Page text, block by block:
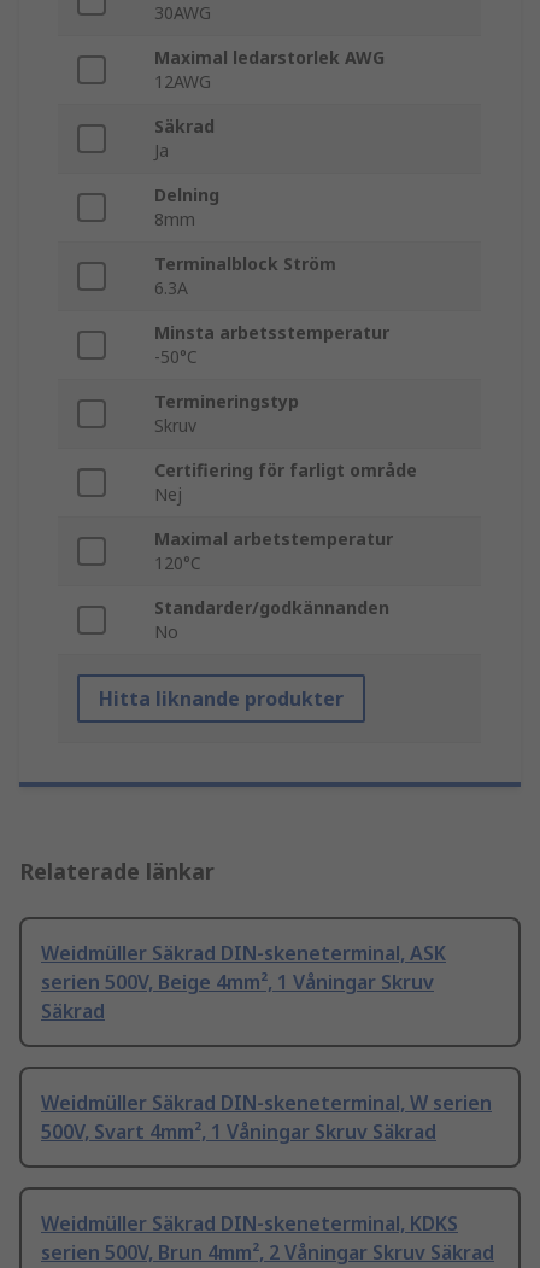
30AWG
Maximal ledarstorlek AWG
12AWG
Säkrad
Ja
Delning
8mm
Terminalblock Ström
6.3A
Minsta arbetsstemperatur
-50°C
Termineringstyp
Skruv
Certifiering för farligt område
Nej
Maximal arbetstemperatur
120°C
Standarder/godkännanden
No
Hitta liknande produkter
Relaterade länkar
Weidmüller Säkrad DIN-skeneterminal, ASK
serien 500V, Beige 4mm², 1 Våningar Skruv
Säkrad
Weidmüller Säkrad DIN-skeneterminal, W serien
500V, Svart 4mm², 1 Våningar Skruv Säkrad
Weidmüller Säkrad DIN-skeneterminal, KDKS
serien 500V, Brun 4mm², 2 Våningar Skruv Säkrad